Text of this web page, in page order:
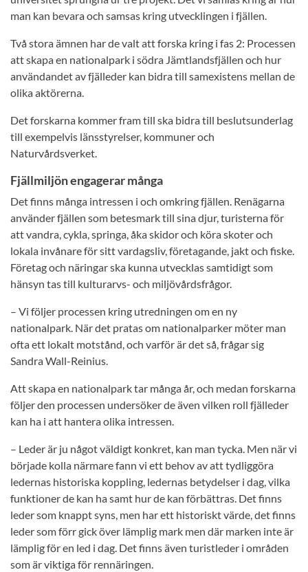
man kan bevara och samsas kring utvecklingen i fjällen.
Två stora ämnen har de valt att forska kring i fas 2: Processen
att skapa en nationalpark i södra Jämtlandsfjällen och hur
användandet av fjälleder kan bidra till samexistens mellan de
olika aktörerna.
Det forskarna kommer fram till ska bidra till beslutsunderlag
till exempelvis länsstyrelser, kommuner och
Naturvårdsverket.
Fjällmiljön engagerar många
Det finns många intressen i och omkring fjällen. Renägarna
använder fjällen som betesmark till sina djur, turisterna för
att vandra, cykla, springa, åka skidor och köra skoter och
lokala invånare för sitt vardagsliv, företagande, jakt och fiske.
Företag och näringar ska kunna utvecklas samtidigt som
hänsyn tas till kulturarvs- och miljövårdsfrågor.
– Vi följer processen kring utredningen om en ny
nationalpark. När det pratas om nationalparker möter man
ofta ett lokalt motstånd, och varför är det så, frågar sig
Sandra Wall-Reinius.
Att skapa en nationalpark tar många år, och medan forskarna
följer den processen undersöker de även vilken roll fjälleder
kan ha i att hantera olika intressen.
– Leder är ju något väldigt konkret, kan man tycka. Men när vi
började kolla närmare fann vi ett behov av att tydliggöra
ledernas historiska koppling, ledernas betydelser i dag, vilka
funktioner de kan ha samt hur de kan förbättras. Det finns
leder som knappt syns, men har ett historiskt värde, det finns
leder som förr gick över lämplig mark men där marken inte är
lämplig för en led i dag. Det finns även turistleder i områden
som är viktiga för rennäringen.